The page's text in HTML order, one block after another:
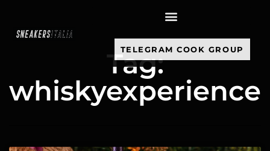
TELEGRAM COOK GROUP
Tag:
whiskyexperience